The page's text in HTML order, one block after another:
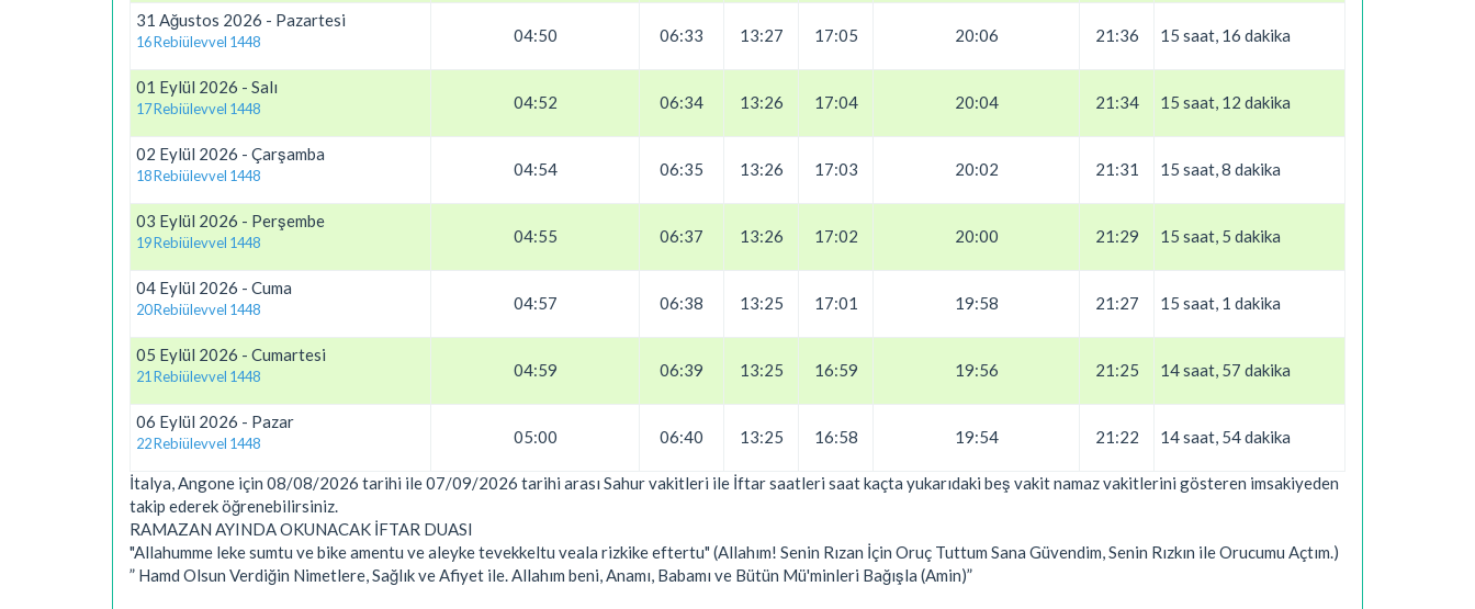
31 Ağustos 2026 - Pazartesi
16 Rebiülevvel 1448 04:50 06:33 13:27 17:05 20:06 21:36 15 saat, 16 dakika
01 Eylül 2026 - Salı
17 Rebiülevvel 1448 04:52 06:34 13:26 17:04 20:04 21:34 15 saat, 12 dakika
02 Eylül 2026 - Çarşamba
18 Rebiülevvel 1448 04:54 06:35 13:26 17:03 20:02 21:31 15 saat, 8 dakika
03 Eylül 2026 - Perşembe
19 Rebiülevvel 1448 04:55 06:37 13:26 17:02 20:00 21:29 15 saat, 5 dakika
04 Eylül 2026 - Cuma
20 Rebiülevvel 1448 04:57 06:38 13:25 17:01 19:58 21:27 15 saat, 1 dakika
05 Eylül 2026 - Cumartesi
21 Rebiülevvel 1448 04:59 06:39 13:25 16:59 19:56 21:25 14 saat, 57 dakika
06 Eylül 2026 - Pazar
22 Rebiülevvel 1448 05:00 06:40 13:25 16:58 19:54 21:22 14 saat, 54 dakika
İtalya, Angone için 08/08/2026 tarihi ile 07/09/2026 tarihi arası Sahur vakitleri ile İftar saatleri saat kaçta yukarıdaki beş vakit namaz vakitlerini gösteren imsakiyeden
takip ederek öğrenebilirsiniz.
RAMAZAN AYINDA OKUNACAK İFTAR DUASI
"Allahumme leke sumtu ve bike amentu ve aleyke tevekkeltu veala rizkike eftertu" (Allahım! Senin Rızan İçin Oruç Tuttum Sana Güvendim, Senin Rızkın ile Orucumu Açtım.)
” Hamd Olsun Verdiğin Nimetlere, Sağlık ve Afiyet ile. Allahım beni, Anamı, Babamı ve Bütün Mü'minleri Bağışla (Amin)”